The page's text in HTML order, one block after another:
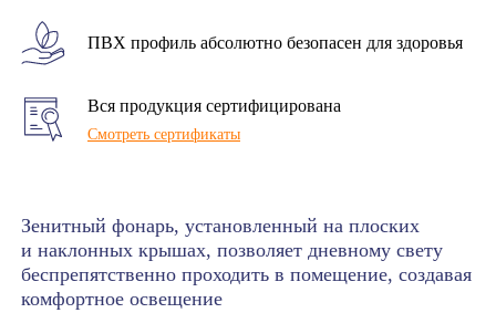
ПВХ профиль абсолютно безопасен для здоровья
Вся продукция сертифицирована
Смотреть сертификаты
Зенитный фонарь, установленный на плоских
и наклонных крышах, позволяет дневному свету
беспрепятственно проходить в помещение, создавая
комфортное освещение